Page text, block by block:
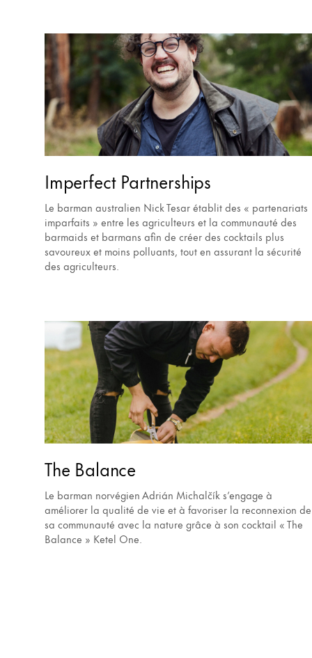
Imperfect Partnerships
Le barman australien Nick Tesar établit des « partenariats
imparfaits » entre les agriculteurs et la communauté des
barmaids et barmans afin de créer des cocktails plus
savoureux et moins polluants, tout en assurant la sécurité
des agriculteurs.
The Balance
Le barman norvégien Adrián Michalčík s’engage à
améliorer la qualité de vie et à favoriser la reconnexion de
sa communauté avec la nature grâce à son cocktail « The
Balance » Ketel One.